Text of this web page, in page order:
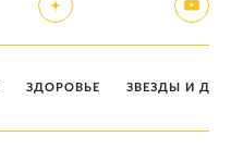
ЗДОРОВЬЕ ЗВЕЗДЫ И